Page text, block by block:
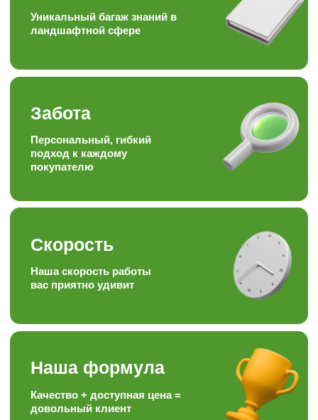
Качество + доступная цена =
довольный клиент
Опыт
торговле, посадке и уходу
за растениями
любимых
клиентов
Подписывайтесь на наши аккаунты
в соц.сетях, следите за полезными